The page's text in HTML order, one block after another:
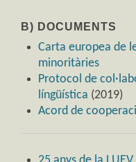
B) DOCUMENTS
Carta europea de
minoritàries
Protocol de
língüística (2019)
Acord de